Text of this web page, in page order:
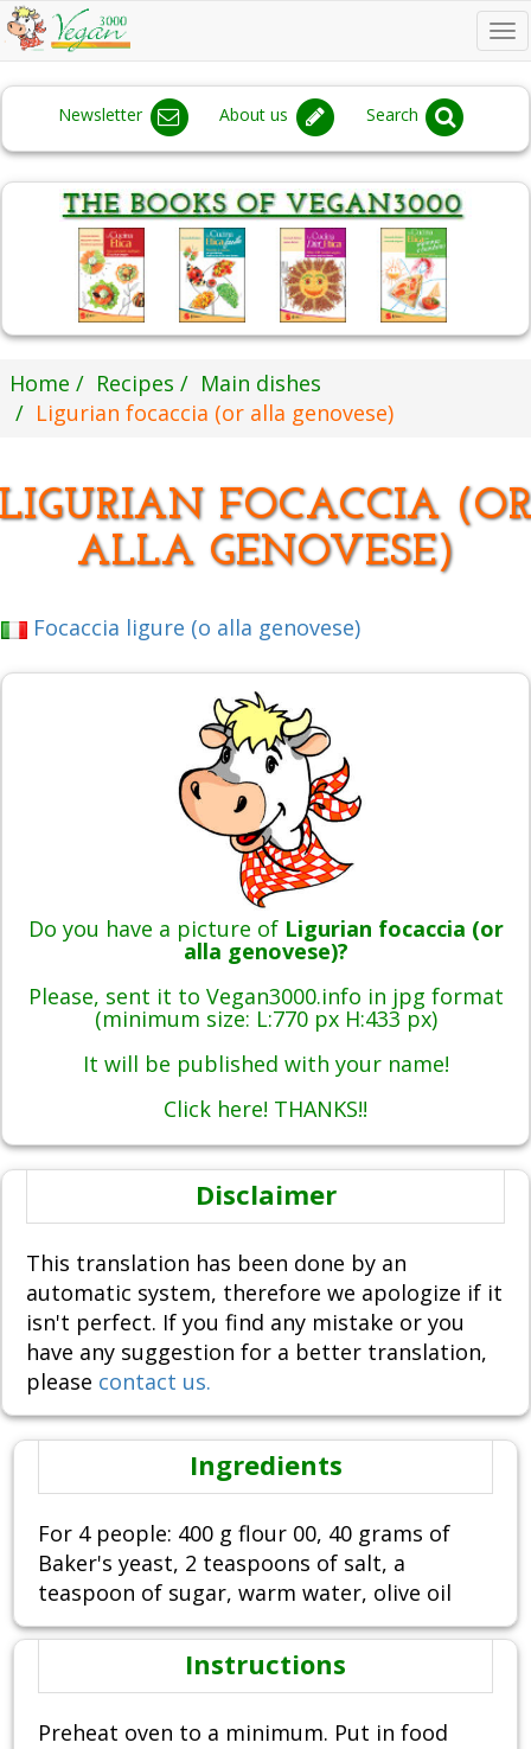
Newsletter About us Search
Home Recipes
Main dishes
Ligurian focaccia (or alla genovese)
FOCACCIA
ALLA GENOVESE)
Focaccia ligure (o alla genovese)
Do you have a picture of Ligurian focaccia (or
alla genovese)?
Please, sent it to Vegan3000.info in jpg format
(minimum size: L:770 px H:433 px)
It will be published with your name!
Click here! THANKS!!
Disclaimer
This translation has been done by an
automatic system, therefore we apologize if it
isn't perfect. If you find any mistake or you
have any suggestion for a better translation,
please contact us.
Ingredients
For 4 people: 400 g flour 00, 40 grams of
Baker's yeast, 2 teaspoons of salt, a
teaspoon of sugar, warm water, olive oil
Instructions
Preheat oven to a minimum. Put in food